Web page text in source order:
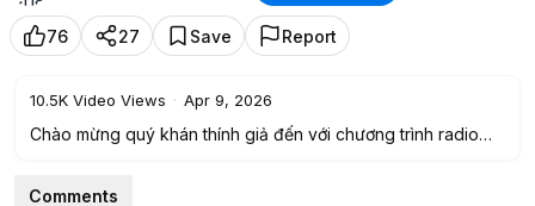
76 27 Save Report
10.5K Video Views · Apr 9, 2026
Chào mừng quý khán thính giả đến với chương trình radio
Comments